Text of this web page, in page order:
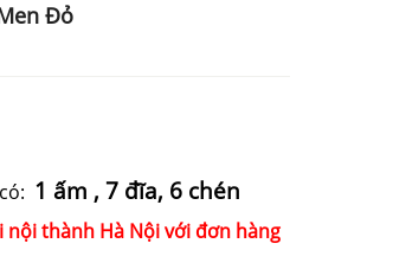
Đỏ
1 ấm , 7 đĩa, 6 chén
nội thành Hà Nội với đơn hàng